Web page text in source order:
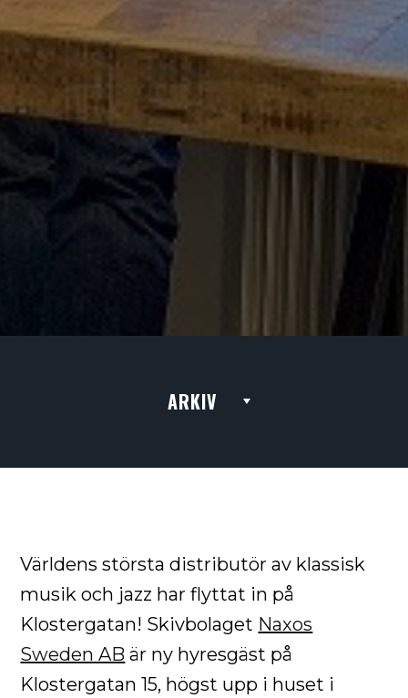
Världens största distributör av klassisk
musik och jazz har flyttat in på
Klostergatan! Skivbolaget Naxos
Sweden AB är ny hyresgäst på
Klostergatan 15, högst upp i huset i
ARKIV